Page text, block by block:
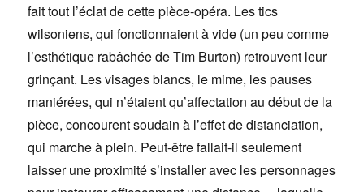
fait tout l’éclat de cette pièce-opéra. Les tics
wilsoniens, qui fonctionnaient à vide (un peu comme
l’esthétique rabâchée de Tim Burton) retrouvent leur
grinçant. Les visages blancs, le mime, les pauses
maniérées, qui n’étaient qu’affectation au début de la
pièce, concourent soudain à l’effet de distanciation,
qui marche à plein. Peut-être fallait-il seulement
laisser une proximité s’installer avec les personnages